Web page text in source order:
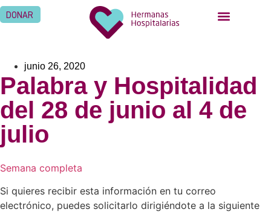
DONAR
junio 26, 2020
Palabra y Hospitalidad
del 28 de junio al 4 de
julio
Semana completa
Si quieres recibir esta información en tu correo
electrónico, puedes solicitarlo dirigiéndote a la siguiente